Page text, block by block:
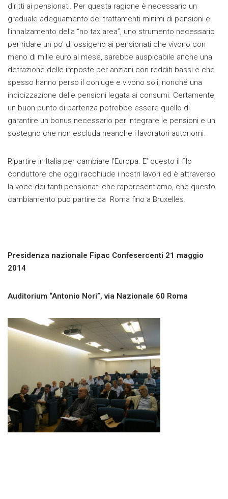
diritti ai pensionati. Per questa ragione è necessario un
graduale adeguamento dei trattamenti minimi di pensioni e
l’innalzamento della “no tax area”, uno strumento necessario
per ridare un po’ di ossigeno ai pensionati che vivono con
meno di mille euro al mese, sarebbe auspicabile anche una
detrazione delle imposte per anziani con redditi bassi e che
spesso hanno perso il coniuge e vivono soli, nonché una
indicizzazione delle pensioni legata ai consumi. Certamente,
un buon punto di partenza potrebbe essere quello di
garantire un bonus necessario per integrare le pensioni e un
sostegno che non escluda neanche i lavoratori autonomi.
Ripartire in Italia per cambiare l’Europa. E’ questo il filo
conduttore che oggi racchiude i nostri lavori ed è attraverso
la voce dei tanti pensionati che rappresentiamo, che questo
cambiamento può partire da Roma fino a Bruxelles.
Presidenza nazionale Fipac Confesercenti 21 maggio
2014
Auditorium “Antonio Nori”, via Nazionale 60 Roma